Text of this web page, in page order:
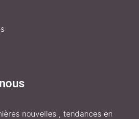
nouvelles , tendances en